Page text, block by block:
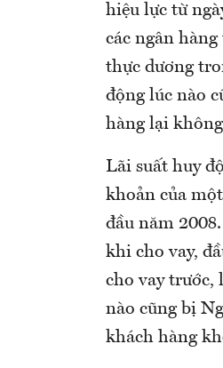
hiệu lực từ
các ngân
thực dương
động lúc nào
hàng lại
Lãi suất huy
khoản của
đầu năm
khi cho vay,
cho vay trước,
nào cũng bị
khách hàng